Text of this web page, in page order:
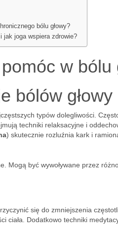
bólu głowy?
jak joga wspiera zdrowie?
w bólu
bólów
typów dolegliwości.
techniki relaksacyjne i
) skutecznie rozluźnia kark i
Mogą być wywoływane przez
się do zmniejszenia
ciała. Dodatkowo techniki